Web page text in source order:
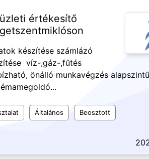
értékesítő
készítése számlázó
víz-,gáz-,fűtés
önálló munkavégzés
Általános Beosztott